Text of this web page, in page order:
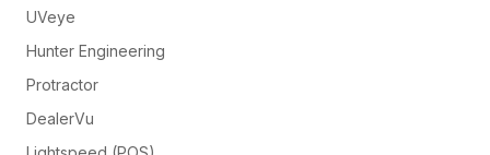
UVeye
Hunter Engineering
Protractor
DealerVu